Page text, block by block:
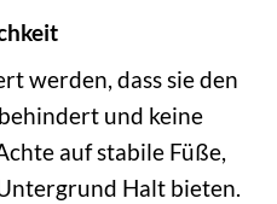
werden, dass sie den
und keine
auf stabile Füße,
Halt bieten.